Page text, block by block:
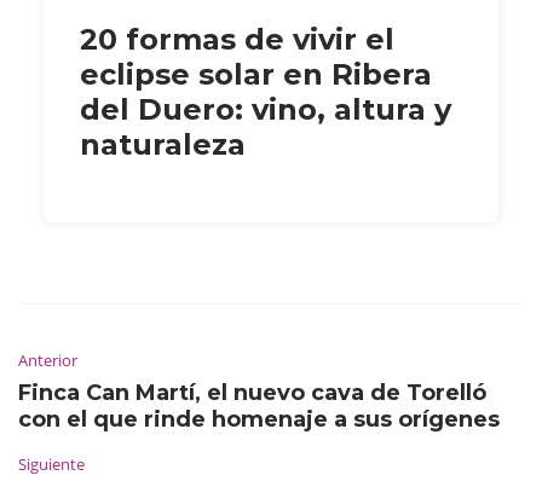
20 formas de vivir el
eclipse solar en Ribera
del Duero: vino, altura y
naturaleza
Anterior
Finca Can Martí, el nuevo cava de Torelló
con el que rinde homenaje a sus orígenes
Siguiente